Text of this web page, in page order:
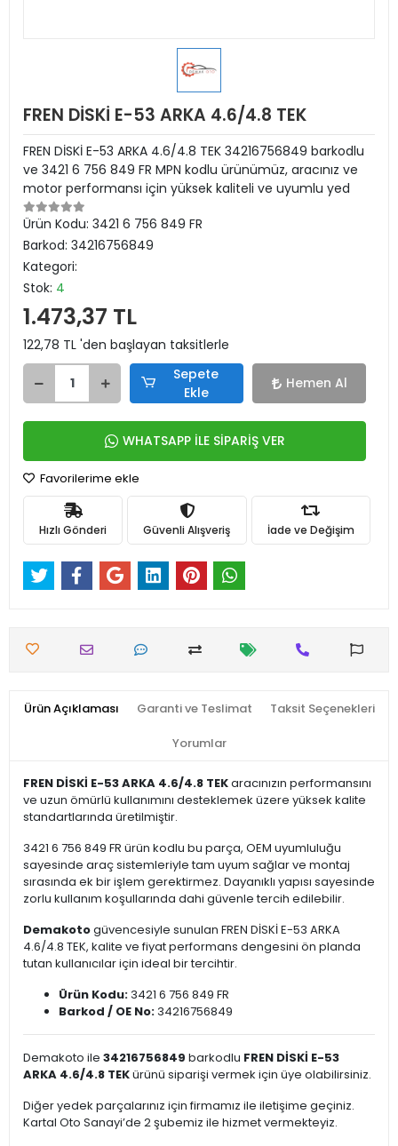
FREN DİSKİ E-53 ARKA 4.6/4.8 TEK
FREN DİSKİ E-53 ARKA 4.6/4.8 TEK 34216756849 barkodlu
ve 3421 6 756 849 FR MPN kodlu ürünümüz, aracınız ve
motor performansı için yüksek kaliteli ve uyumlu yed
Ürün Kodu: 3421 6 756 849 FR
Barkod: 34216756849
Kategori:
Stok: 4
1.473,37 TL
122,78 TL 'den başlayan taksitlerle
Sepete
Ekle
Hemen Al
WHATSAPP İLE SİPARİŞ VER
Favorilerime ekle
Hızlı Gönderi Güvenli Alışveriş İade ve Değişim
Ürün Açıklaması Garanti ve Teslimat Taksit Seçenekleri
Yorumlar
FREN DİSKİ E-53 ARKA 4.6/4.8 TEKaracınızın performansını
ve uzun ömürlü kullanımını desteklemek üzere yüksek kalite
standartlarında üretilmiştir.
3421 6 756 849 FR ürün kodlu bu parça, OEM uyumluluğu
sayesinde araç sistemleriyle tam uyum sağlar ve montaj
sırasında ek bir işlem gerektirmez. Dayanıklı yapısı sayesinde
zorlu kullanım koşullarında dahi güvenle tercih edilebilir.
Demakotogüvencesiyle sunulan FREN DİSKİ E-53 ARKA
4.6/4.8 TEK, kalite ve fiyat performans dengesini ön planda
tutan kullanıcılar için ideal bir tercihtir.
Ürün Kodu:3421 6 756 849 FR
Barkod / OE No:34216756849
Demakoto ile 34216756849 barkodlu FREN DİSKİ E-53
ARKA 4.6/4.8 TEKürünü siparişi vermek için üye olabilirsiniz.
Diğer yedek parçalarınız için firmamız ile iletişime geçiniz.
Kartal Oto Sanayi’de 2 şubemiz ile hizmet vermekteyiz.